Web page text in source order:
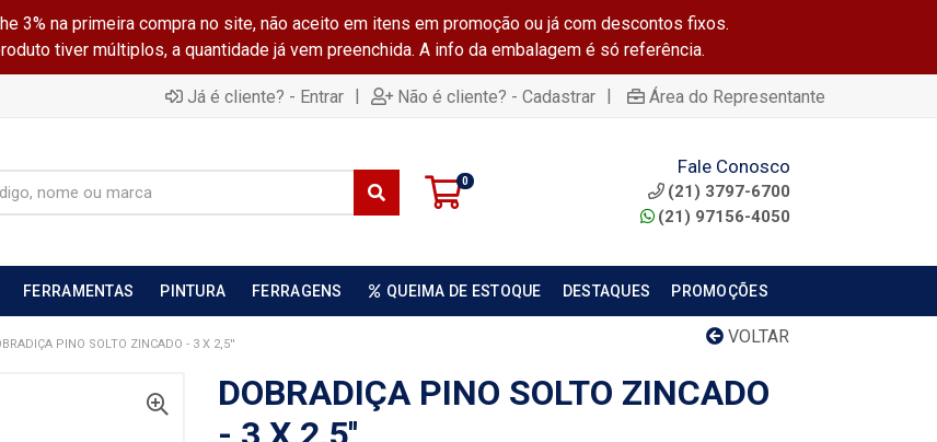
3% na primeira compra no site, não aceito em itens em promoção ou já com descontos fixos.
tiver múltiplos, a quantidade já vem preenchida. A info da embalagem é só referência.
Já é cliente? - Entrar | Não é cliente? - Cadastrar | Área do Representante
0
Fale Conosco
(21) 3797-6700
(21) 97156-4050
FERRAMENTAS PINTURA FERRAGENS QUEIMA DE ESTOQUE DESTAQUES PROMOÇÕES
VOLTAR
PINO SOLTO ZINCADO - 3 X 2,5''
DOBRADIÇA PINO SOLTO ZINCADO